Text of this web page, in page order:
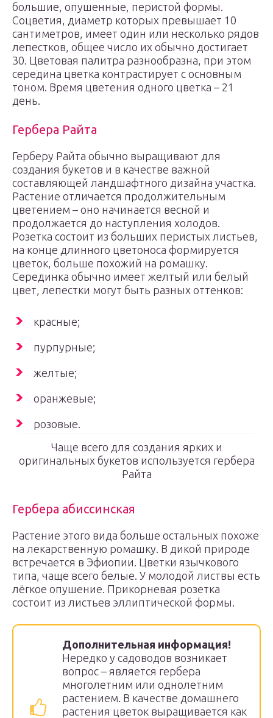
большие, опушенные, перистой формы.
Соцветия, диаметр которых превышает 10
сантиметров, имеет один или несколько рядов
лепестков, общее число их обычно достигает
30. Цветовая палитра разнообразна, при этом
середина цветка контрастирует с основным
тоном. Время цветения одного цветка – 21
день.
Гербера Райта
Герберу Райта обычно выращивают для
создания букетов и в качестве важной
составляющей ландшафтного дизайна участка.
Растение отличается продолжительным
цветением – оно начинается весной и
продолжается до наступления холодов.
Розетка состоит из больших перистых листьев,
на конце длинного цветоноса формируется
цветок, больше похожий на ромашку.
Серединка обычно имеет желтый или белый
цвет, лепестки могут быть разных оттенков:
красные;
пурпурные;
желтые;
оранжевые;
розовые.
Чаще всего для создания ярких и
оригинальных букетов используется гербера
Райта
Гербера абиссинская
Растение этого вида больше остальных похоже
на лекарственную ромашку. В дикой природе
встречается в Эфиопии. Цветки язычкового
типа, чаще всего белые. У молодой листвы есть
лёгкое опушение. Прикорневая розетка
состоит из листьев эллиптической формы.
Дополнительная информация!
Нередко у садоводов возникает
вопрос – является гербера
многолетним или однолетним
растением. В качестве домашнего
растения цветок выращивается как